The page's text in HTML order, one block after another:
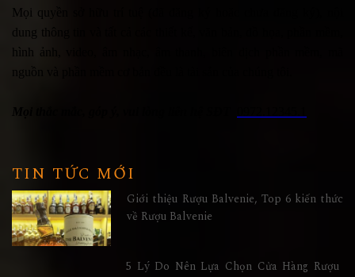
Mọi quyền sở hữu trí tuệ (đã đăng ký hoặc chưa đăng ký), nội
dung thông tin và tất cả các thiết kế, văn bản, đồ họa, phần mềm,
hình ảnh, video, âm nhạc, âm thanh, biên dịch phần mềm, mã
nguồn và phần mềm cơ bản đều là tài sản của chúng tôi.
TIN TỨC MỚI
Giới thiệu Rượu Balvenie, Top 6 kiến thức
về Rượu Balvenie
5 Lý Do Nên Lựa Chọn Cửa Hàng Rượu